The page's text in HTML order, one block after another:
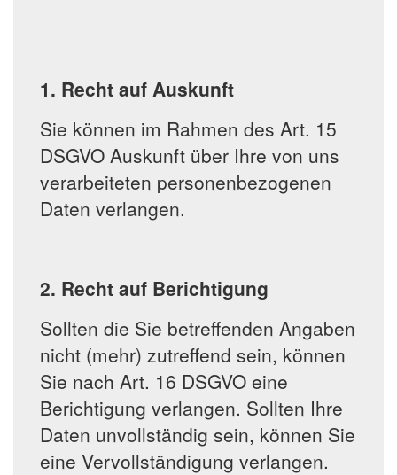
1. Recht auf Auskunft
Sie können im Rahmen des Art. 15
DSGVO Auskunft über Ihre von uns
verarbeiteten personenbezogenen
Daten verlangen.
2. Recht auf Berichtigung
Sollten die Sie betreffenden Angaben
nicht (mehr) zutreffend sein, können
Sie nach Art. 16 DSGVO eine
Berichtigung verlangen. Sollten Ihre
Daten unvollständig sein, können Sie
eine Vervollständigung verlangen.